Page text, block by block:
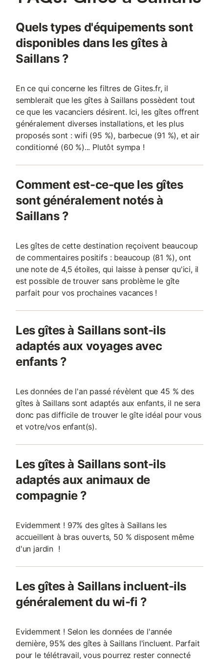
proximité (train et cars à 20 minutes à pied). Le village typique
et animé de Saillans est à 15 minutes à pied, avec commerces
alimentaires, librairie, pharmacie, cafés, restaurants, tabac-
presse, boutique d'art, producteur de clairette, marché le
dimanche très animé en été, office de tour
Quels types d'équipements sont
disponibles dans les gîtes à
Saillans ?
En ce qui concerne les filtres de Gites.fr, il
semblerait que les gîtes à Saillans possèdent tout
ce que les vacanciers désirent. Ici, les gîtes offrent
généralement diverses installations, et les plus
proposés sont : wifi (95 %), barbecue (91 %), et air
conditionné (60 %)... Plutôt sympa !
Comment est-ce-que les gîtes
sont généralement notés à
Saillans ?
Les gîtes de cette destination reçoivent beaucoup
de commentaires positifs : beaucoup (81 %), ont
une note de 4,5 étoiles, qui laisse à penser qu'ici, il
est possible de trouver sans problème le gîte
parfait pour vos prochaines vacances !
Les gîtes à Saillans sont-ils
adaptés aux voyages avec
enfants ?
Les données de l'an passé révèlent que 45 % des
gîtes à Saillans sont adaptés aux enfants, il ne sera
donc pas difficile de trouver le gîte idéal pour vous
et votre/vos enfant(s).
Les gîtes à Saillans sont-ils
adaptés aux animaux de
compagnie ?
Evidemment ! 97% des gîtes à Saillans les
accueillent à bras ouverts, 50 % disposent même
d'un jardin !
Les gîtes à Saillans incluent-ils
généralement du wi-fi ?
Evidemment ! Selon les données de l'année
dernière, 95% des gîtes à Saillans l'incluent. Parfait
pour le télétravail, vous pourrez rester connecté